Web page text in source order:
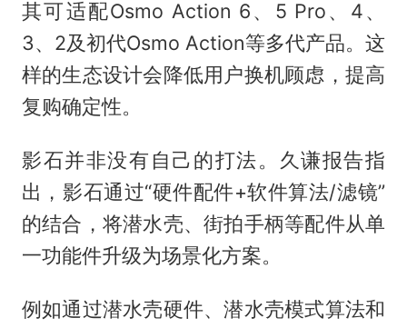
其可适配Osmo Action 6、5 Pro、4、
3、2及初代Osmo Action等多代产品。这
样的生态设计会降低用户换机顾虑，提高
复购确定性。
影石并非没有自己的打法。久谦报告指
出，影石通过“硬件配件+软件算法/滤镜”
的结合，将潜水壳、街拍手柄等配件从单
一功能件升级为场景化方案。
例如通过潜水壳硬件、潜水壳模式算法和